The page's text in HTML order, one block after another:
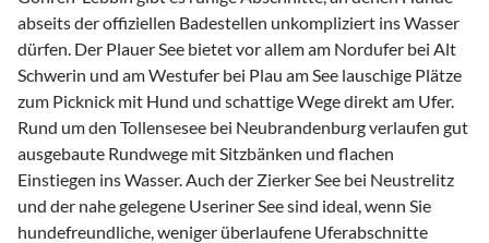
abseits der offiziellen Badestellen unkompliziert ins Wasser
dürfen. Der Plauer See bietet vor allem am Nordufer bei Alt
Schwerin und am Westufer bei Plau am See lauschige Plätze
zum Picknick mit Hund und schattige Wege direkt am Ufer.
Rund um den Tollensesee bei Neubrandenburg verlaufen gut
ausgebaute Rundwege mit Sitzbänken und flachen
Einstiegen ins Wasser. Auch der Zierker See bei Neustrelitz
und der nahe gelegene Useriner See sind ideal, wenn Sie
hundefreundliche, weniger überlaufene Uferabschnitte